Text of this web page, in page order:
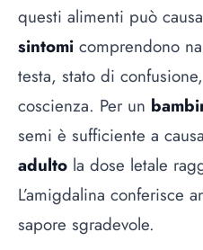
questi alimenti può
sintomi comprendono
testa, stato di
coscienza. Per un
semi è sufficiente a
adulto la dose letale
L’amigdalina conferisce
sapore sgradevole.